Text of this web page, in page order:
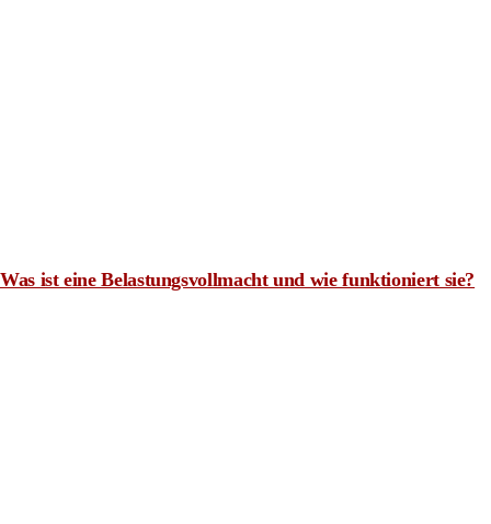
Was ist eine Belastungsvollmacht und wie funktioniert sie?